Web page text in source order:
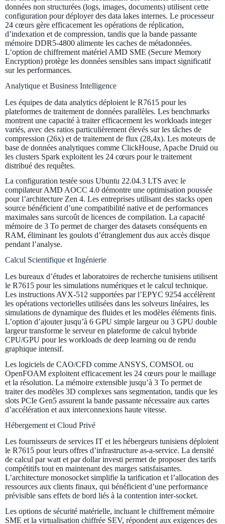
données non structurées (logs, images, documents) utilisent cette
configuration pour déployer des data lakes internes. Le processeur
24 cœurs gère efficacement les opérations de réplication,
d’indexation et de compression, tandis que la bande passante
mémoire DDR5-4800 alimente les caches de métadonnées.
L’option de chiffrement matériel AMD SME (Secure Memory
Encryption) protège les données sensibles sans impact significatif
sur les performances.
Analytique et Business Intelligence
Les équipes de data analytics déploient le R7615 pour les
plateformes de traitement de données parallèles. Les benchmarks
montrent une capacité à traiter efficacement les workloads integer
variés, avec des ratios particulièrement élevés sur les tâches de
compression (26x) et de traitement de flux (28,4x). Les moteurs de
base de données analytiques comme ClickHouse, Apache Druid ou
les clusters Spark exploitent les 24 cœurs pour le traitement
distribué des requêtes.
La configuration testée sous Ubuntu 22.04.3 LTS avec le
compilateur AMD AOCC 4.0 démontre une optimisation poussée
pour l’architecture Zen 4. Les entreprises utilisant des stacks open
source bénéficient d’une compatibilité native et de performances
maximales sans surcoût de licences de compilation. La capacité
mémoire de 3 To permet de charger des datasets conséquents en
RAM, éliminant les goulots d’étranglement dus aux accès disque
pendant l’analyse.
Calcul Scientifique et Ingénierie
Les bureaux d’études et laboratoires de recherche tunisiens utilisent
le R7615 pour les simulations numériques et le calcul technique.
Les instructions AVX-512 supportées par l’EPYC 9254 accélèrent
les opérations vectorielles utilisées dans les solveurs linéaires, les
simulations de dynamique des fluides et les modèles éléments finis.
L’option d’ajouter jusqu’à 6 GPU simple largeur ou 3 GPU double
largeur transforme le serveur en plateforme de calcul hybride
CPU/GPU pour les workloads de deep learning ou de rendu
graphique intensif.
Les logiciels de CAO/CFD comme ANSYS, COMSOL ou
OpenFOAM exploitent efficacement les 24 cœurs pour le maillage
et la résolution. La mémoire extensible jusqu’à 3 To permet de
traiter des modèles 3D complexes sans segmentation, tandis que les
slots PCIe Gen5 assurent la bande passante nécessaire aux cartes
d’accélération et aux interconnexions haute vitesse.
Hébergement et Cloud Privé
Les fournisseurs de services IT et les hébergeurs tunisiens déploient
le R7615 pour leurs offres d’infrastructure as-a-service. La densité
de calcul par watt et par dollar investi permet de proposer des tarifs
compétitifs tout en maintenant des marges satisfaisantes.
L’architecture monosocket simplifie la tarification et l’allocation des
ressources aux clients finaux, qui bénéficient d’une performance
prévisible sans effets de bord liés à la contention inter-socket.
Les options de sécurité matérielle, incluant le chiffrement mémoire
SME et la virtualisation chiffrée SEV, répondent aux exigences des